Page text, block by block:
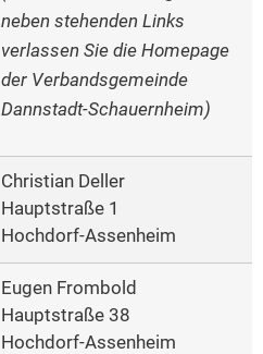
neben stehenden Links
verlassen Sie die Homepage
der Verbandsgemeinde
Dannstadt-Schauernheim)
Christian Deller
Hauptstraße 1
Hochdorf-Assenheim
Eugen Frombold
Hauptstraße 38
Hochdorf-Assenheim